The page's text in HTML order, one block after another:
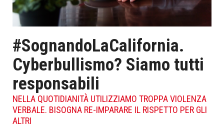
#SognandoLaCalifornia.
Cyberbullismo? Siamo tutti
responsabili
NELLA QUOTIDIANITÀ UTILIZZIAMO TROPPA VIOLENZA
VERBALE. BISOGNA RE-IMPARARE IL RISPETTO PER GLI
ALTRI